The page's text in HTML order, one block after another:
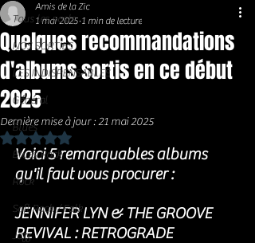
Tous les posts
NOS SORTIES
LES INDISPENSABLES
Général
Blues
Blues Rock
Rock
Soft Rock / Folk
Jazz
Quelques recommandations
d'albums sortis en ce début
2025
Amis de la Zic
1 mai 2025 1 min de lecture
Dernière mise à jour :21 mai 2025
Noté NaN étoiles sur 5.
Voici 5 remarquables albums
qu'il faut vous procurer :
JENNIFER LYN & THE GROOVE
REVIVAL : RETROGRADE